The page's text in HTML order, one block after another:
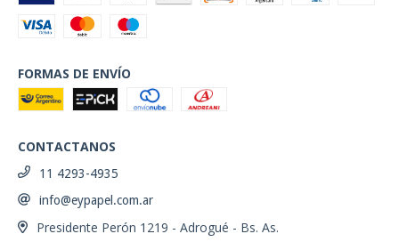
FORMAS DE ENVÍO
CONTACTANOS
11 4293-4935
info@eypapel.com.ar
Presidente Perón 1219 - Adrogué - Bs. As.